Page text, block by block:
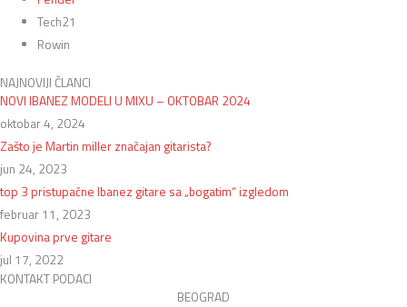
Tech21
Rowin
NAJNOVIJI ČLANCI
NOVI IBANEZ MODELI U MIXU – OKTOBAR 2024
oktobar 4, 2024
Zašto je Martin miller značajan gitarista?
jun 24, 2023
top 3 pristupačne Ibanez gitare sa „bogatim“ izgledom
februar 11, 2023
Kupovina prve gitare
jul 17, 2022
KONTAKT PODACI
BEOGRAD